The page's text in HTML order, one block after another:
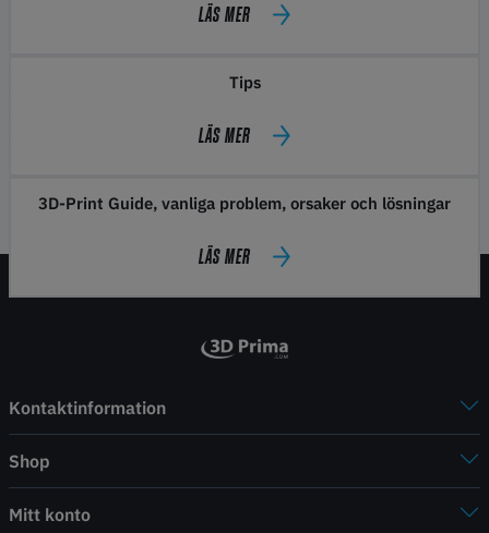
LÄS MER
Tips
LÄS MER
3D-Print Guide, vanliga problem, orsaker och lösningar
LÄS MER
Kontaktinformation
Shop
Mitt konto